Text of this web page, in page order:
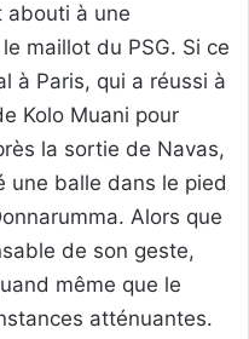
abouti à une
maillot du PSG. Si ce
à Paris, qui a réussi à
Kolo Muani pour
la sortie de Navas,
une balle dans le pied
Alors que
de son geste,
même que le
atténuantes.